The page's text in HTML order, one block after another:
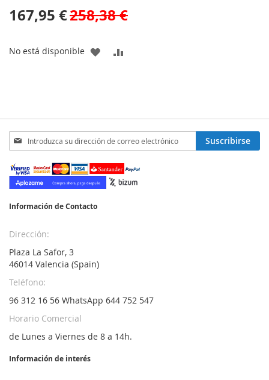
167,95 €258,38 €
No está disponible
AÑADIR
DE
Inscríbase
a
nuestro
boletín
de
Suscribirse
Información de Contacto
Dirección:
Plaza La Safor, 3
46014 Valencia (Spain)
Teléfono:
96 312 16 56 WhatsApp 644 752 547
Horario Comercial
de Lunes a Viernes de 8 a 14h.
Información de interés